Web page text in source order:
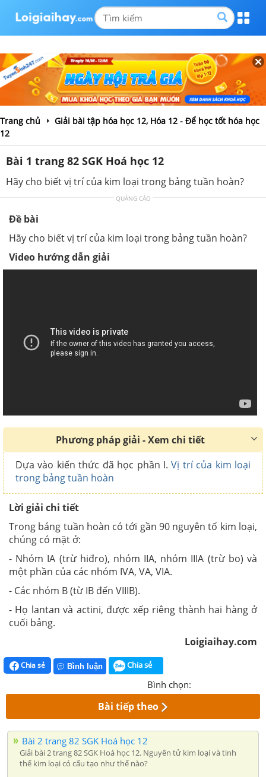
Trang chủ
Giải bài tập hóa học 12, Hóa 12 - Để học tốt hóa học
12
Bài 1 trang 82 SGK Hoá học 12
Hãy cho biết vị trí của kim loại trong bảng tuần hoàn?
QUẢNG CÁO
Đề bài
Hãy cho biết vị trí của kim loại trong bảng tuần hoàn?
Video hướng dẫn giải
Phương pháp giải - Xem chi tiết
Dựa vào kiến thức đã học phần I.Vị trí của kim loại
trong bảng tuần hoàn
Lời giải chi tiết
Trong bảng tuần hoàn có tới gần 90 nguyên tố kim loại,
chúng có mặt ở:
- Nhóm IA (trừ hiđro), nhóm IIA, nhóm IIIA (trừ bo) và
một phần của các nhóm IVA, VA, VIA.
- Các nhóm B (từ IB đến VIIIB).
- Họ lantan và actini, được xếp riêng thành hai hàng ở
cuối bảng.
Loigiaihay.com
Chia sẻ Bình luận Chia sẻ
Bình chọn:
Bài tiếp theo
Bài 2 trang 82 SGK Hoá học 12
Giải bài 2 trang 82 SGK Hoá học 12. Nguyên tử kim loại và tinh
thể kim loại có cấu tạo như thế nào?